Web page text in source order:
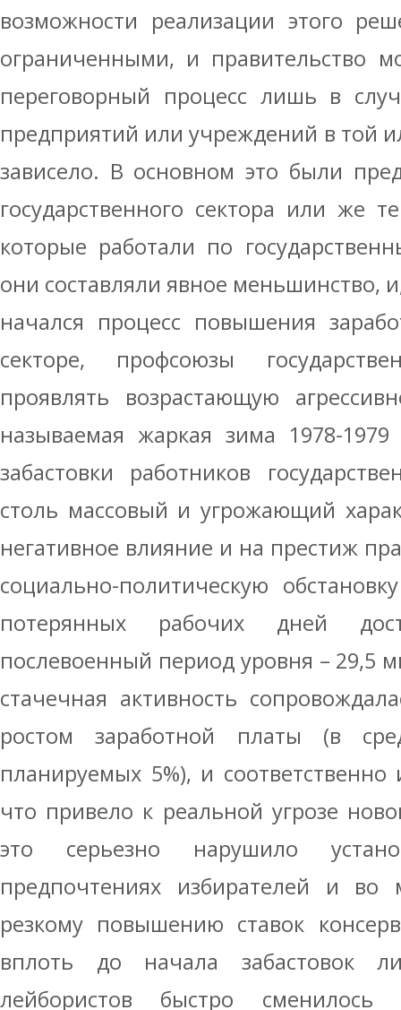
возможности реализации этого
ограниченными, и правительство
переговорный процесс лишь в
предприятий или учреждений в той
зависело. В основном это были
государственного сектора или же
которые работали по
они составляли явное меньшинство,
начался процесс повышения
секторе, профсоюзы
проявлять возрастающую
называемая жаркая зима 1978-
забастовки работников
столь массовый и угрожающий
негативное влияние и на престиж
социально-политическую
потерянных рабочих дней
послевоенный период уровня – 29,5
стачечная активность
ростом заработной платы (в
планируемых 5%), и соответственно
что привело к реальной угрозе
это серьезно нарушило
предпочтениях избирателей и во
резкому повышению ставок
вплоть до начала забастовок
лейбористов быстро сменилось